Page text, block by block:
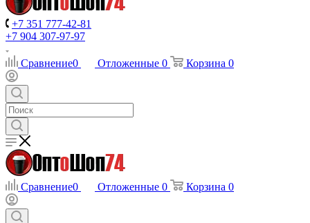
+7 351 777-42-81
+7 904 307-97-97
Сравнение0 Отложенные 0 Корзина 0
Сравнение0 Отложенные 0 Корзина 0